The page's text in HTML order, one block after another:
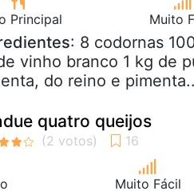
Principal Muito
: 8 codornas
vinho branco 1 kg de
do reino e
quatro queijos
Muito Fácil